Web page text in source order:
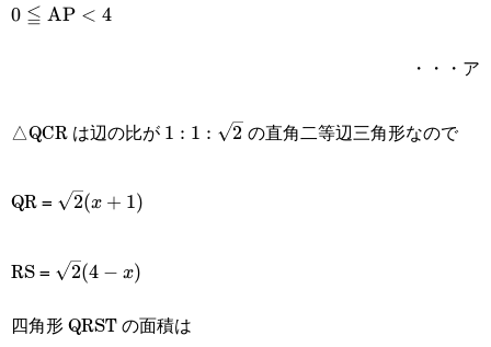
0\leqq\text{AP}
0 ≦ AP < 4
・・・ア
△QCR は辺の比が 1:1:\sqrt{2}
1 : 1 : 2 の直角二等辺三角形なので
QR =
\sqrt{2}
2(x + 1)
RS =
\sqrt{2}
2(4 − x)
四角形 QRST の面積は